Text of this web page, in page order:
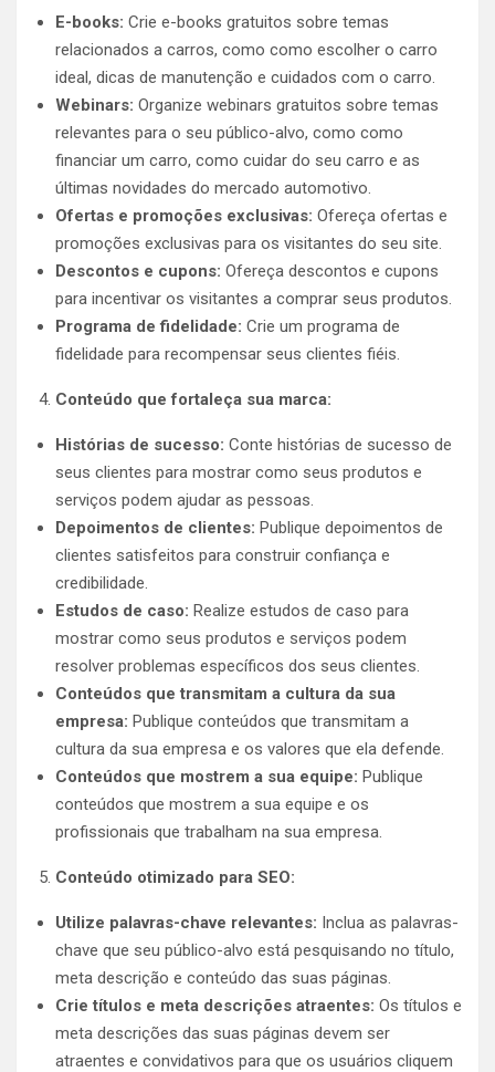
E-books: Crie e-books gratuitos sobre temas
relacionados a carros, como como escolher o carro
ideal, dicas de manutenção e cuidados com o carro.
Webinars: Organize webinars gratuitos sobre temas
relevantes para o seu público-alvo, como como
financiar um carro, como cuidar do seu carro e as
últimas novidades do mercado automotivo.
Ofertas e promoções exclusivas: Ofereça ofertas e
promoções exclusivas para os visitantes do seu site.
Descontos e cupons: Ofereça descontos e cupons
para incentivar os visitantes a comprar seus produtos.
Programa de fidelidade: Crie um programa de
fidelidade para recompensar seus clientes fiéis.
Conteúdo que fortaleça sua marca:
Histórias de sucesso: Conte histórias de sucesso de
seus clientes para mostrar como seus produtos e
serviços podem ajudar as pessoas.
Depoimentos de clientes: Publique depoimentos de
clientes satisfeitos para construir confiança e
credibilidade.
Estudos de caso: Realize estudos de caso para
mostrar como seus produtos e serviços podem
resolver problemas específicos dos seus clientes.
Conteúdos que transmitam a cultura da sua
empresa: Publique conteúdos que transmitam a
cultura da sua empresa e os valores que ela defende.
Conteúdos que mostrem a sua equipe: Publique
conteúdos que mostrem a sua equipe e os
profissionais que trabalham na sua empresa.
Conteúdo otimizado para SEO:
Utilize palavras-chave relevantes: Inclua as palavras-
chave que seu público-alvo está pesquisando no título,
meta descrição e conteúdo das suas páginas.
Crie títulos e meta descrições atraentes: Os títulos e
meta descrições das suas páginas devem ser
atraentes e convidativos para que os usuários cliquem